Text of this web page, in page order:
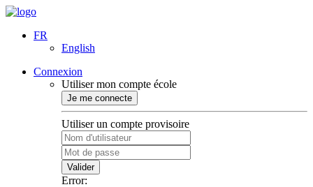
FR
English
Connexion
Utiliser mon compte école
Je me connecte
Utiliser un compte provisoire
Valider
Error: